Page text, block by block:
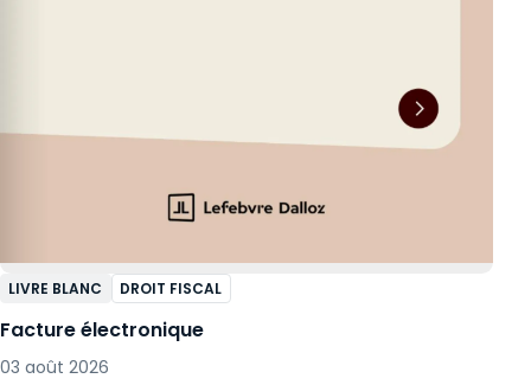
LIVRE BLANC DROIT FISCAL
Facture électronique
03 août 2026